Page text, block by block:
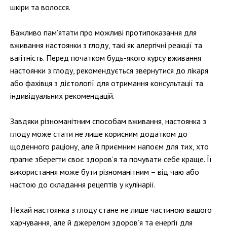
шкіри та волосся.
Важливо пам’ятати про можливі протипоказання для
вживання настоянки з глоду, такі як алергічні реакції та
вагітність. Перед початком будь-якого курсу вживання
настоянки з глоду, рекомендується звернутися до лікаря
або фахівця з дієтології для отримання консультації та
індивідуальних рекомендацій.
Завдяки різноманітним способам вживання, настоянка з
глоду може стати не лише корисним додатком до
щоденного раціону, але й приємним напоєм для тих, хто
прагне зберегти своє здоров’я та почувати себе краще. Її
використання може бути різноманітним – від чаю або
настою до складання рецептів у кулінарії.
Нехай настоянка з глоду стане не лише частиною вашого
харчування, але й джерелом здоров’я та енергії для